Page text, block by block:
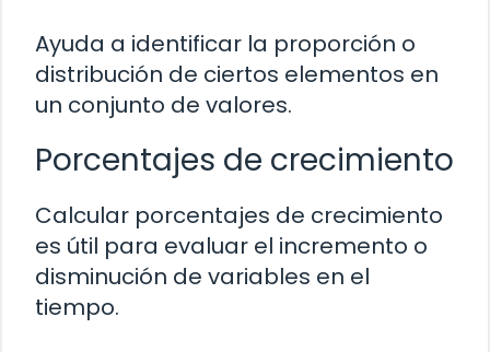
Ayuda a identificar la proporción o
distribución de ciertos elementos en
un conjunto de valores.
Porcentajes de crecimiento
Calcular porcentajes de crecimiento
es útil para evaluar el incremento o
disminución de variables en el
tiempo.